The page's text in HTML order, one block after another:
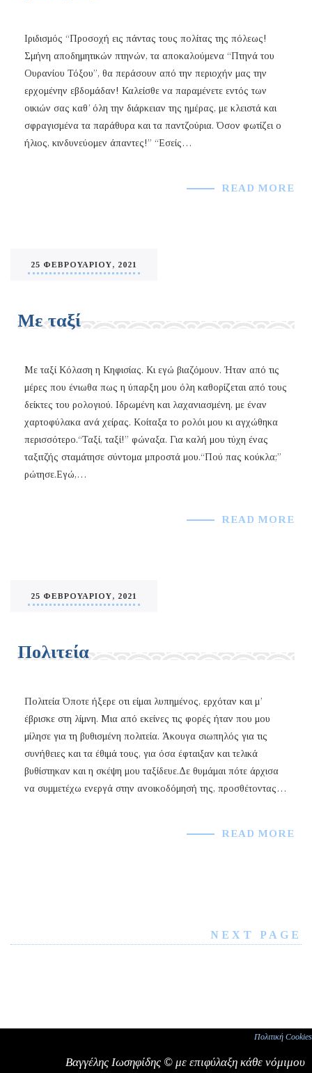
Ιριδισμός “Προσοχή εις πάντας τους πολίτας της πόλεως!
Σμήνη αποδημητικών πτηνών, τα αποκαλούμενα “Πτηνά του
Ουρανίου Τόξου”, θα περάσουν από την περιοχήν μας την
ερχομένην εβδομάδαν! Καλείσθε να παραμένετε εντός των
οικιών σας καθ’ όλη την διάρκειαν της ημέρας, με κλειστά και
σφραγισμένα τα παράθυρα και τα παντζούρια. Όσον φωτίζει ο
ήλιος, κινδυνεύομεν άπαντες!” “Εσείς…
READ MORE
25 ΦΕΒΡΟΥΑΡΊΟΥ, 2021
Με ταξί
Με ταξί Κόλαση η Κηφισίας. Κι εγώ βιαζόμουν. Ήταν από τις
μέρες που ένιωθα πως η ύπαρξη μου όλη καθορίζεται από τους
δείκτες του ρολογιού. Ιδρωμένη και λαχανιασμένη, με έναν
χαρτοφύλακα ανά χείρας. Κοίταξα το ρολόι μου κι αγχώθηκα
περισσότερο.“Ταξί, ταξί!” φώναξα. Για καλή μου τύχη ένας
ταξιτζής σταμάτησε σύντομα μπροστά μου.“Πού πας κούκλα;”
ρώτησε.Εγώ,…
READ MORE
25 ΦΕΒΡΟΥΑΡΊΟΥ, 2021
Πολιτεία
Πολιτεία Όποτε ήξερε οτι είμαι λυπημένος, ερχόταν και μ’
έβρισκε στη λίμνη. Μια από εκείνες τις φορές ήταν που μου
μίλησε για τη βυθισμένη πολιτεία. Άκουγα σιωπηλός για τις
συνήθειες και τα έθιμά τους, για όσα έφταιξαν και τελικά
βυθίστηκαν και η σκέψη μου ταξίδευε.Δε θυμάμαι πότε άρχισα
να συμμετέχω ενεργά στην ανοικοδόμησή της, προσθέτοντας…
READ MORE
NEXT PAGE
Πολιτική Cookies
Βαγγέλης Ιωσηφίδης © με επιφύλαξη κάθε νόμιμου